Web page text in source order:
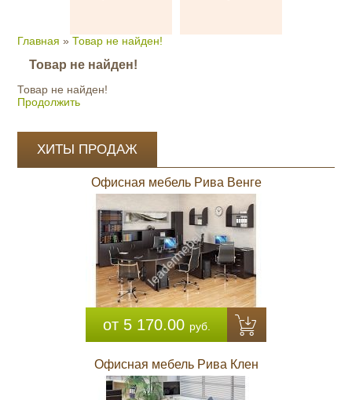
Главная » Товар не найден!
Товар не найден!
Товар не найден!
Продолжить
ХИТЫ ПРОДАЖ
Офисная мебель Рива Венге
от 5 170.00 руб.
Офисная мебель Рива Клен